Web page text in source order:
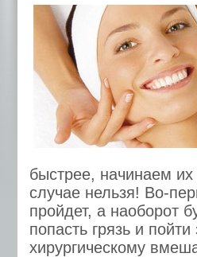
быстрее, начинаем
случае нельзя! Во-
пройдет, а наоборот
попасть грязь и
хирургическому